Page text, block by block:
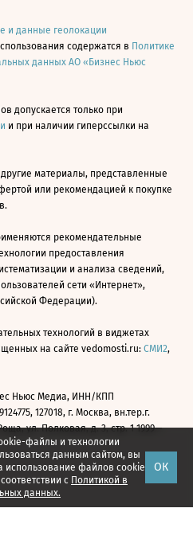
файлы и технологии
данным сайтом, вы
использование файлов cookie
с Политикой в
данных.
ОК
и данные геолокации
содержатся в Политике
данных АО «Бизнес Ньюс
допускается только при
и при наличии гиперссылки на
материалы, представленные
или рекомендацией к покупке
рекомендательные
предоставления
и анализа сведений,
сети «Интернет»,
Федерации).
технологий в виджетах
на сайте vedomosti.ru: СМИ2,
Ньюс Медиа, ИНН/КПП
127018, г. Москва, вн.тер.г.
ул. Полковая, д. 3, стр. 1 1999—